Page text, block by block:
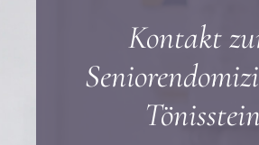
Kontakt
Tönisstein